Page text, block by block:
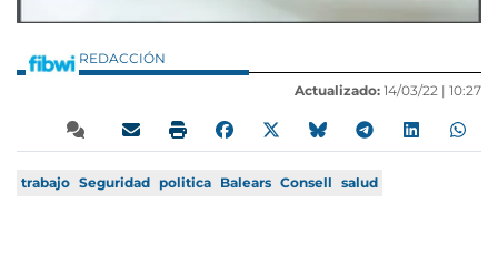
REDACCIÓN
Actualizado: 14/03/22 | 10:27
trabajo Seguridad politica Balears Consell salud